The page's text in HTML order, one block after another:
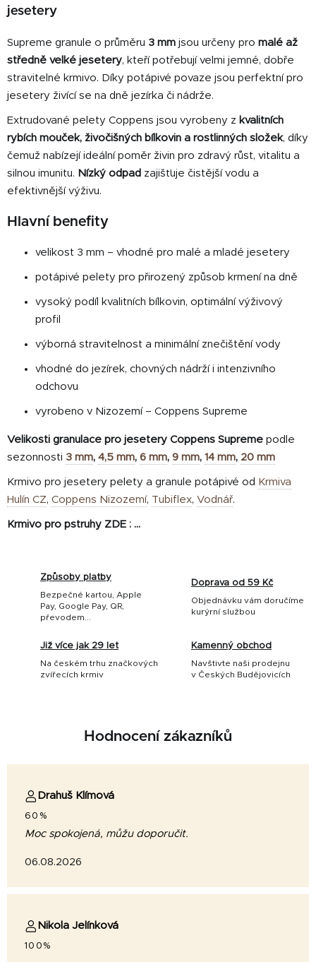
í
p
r
v
y
v
ý
p
jesetery
Supreme granule o průměru 3 mm jsou určeny pro malé až
středně velké jesetery, kteří potřebují velmi jemné, dobře
stravitelné krmivo. Díky potápivé povaze jsou perfektní pro
jesetery živící se na dně jezírka či nádrže.
Extrudované pelety Coppens jsou vyrobeny z kvalitních
rybích mouček, živočišných bílkovin a rostlinných složek, díky
čemuž nabízejí ideální poměr živin pro zdravý růst, vitalitu a
silnou imunitu. Nízký odpad zajišťuje čistější vodu a
efektivnější výživu.
Hlavní benefity
velikost 3 mm – vhodné pro malé a mladé jesetery
potápivé pelety pro přirozený způsob krmení na dně
vysoký podíl kvalitních bílkovin, optimální výživový
profil
výborná stravitelnost a minimální znečištění vody
vhodné do jezírek, chovných nádrží i intenzivního
odchovu
vyrobeno v Nizozemí – Coppens Supreme
Velikosti granulace pro jesetery Coppens Supreme podle
sezonnosti 3 mm, 4,5 mm, 6 mm, 9 mm, 14 mm, 20 mm
Krmivo pro jesetery pelety a granule potápivé od Krmiva
Hulín CZ, Coppens Nizozemí, Tubiflex, Vodnář.
Krmivo pro pstruhy ZDE : ...
Způsoby platby
Bezpečné kartou, Apple
Pay, Google Pay, QR,
převodem...
Doprava od 59 Kč
Objednávku vám doručíme
kurýrní službou
Již více jak 29 let
Na českém trhu značkových
zvířecích krmiv
Kamenný obchod
Navštivte naši prodejnu
v Českých Budějovicích
Hodnocení zákazníků
Drahuš Klímová
60%
Moc spokojená, můžu doporučit.
06.08.2026
Nikola Jelínková
100%